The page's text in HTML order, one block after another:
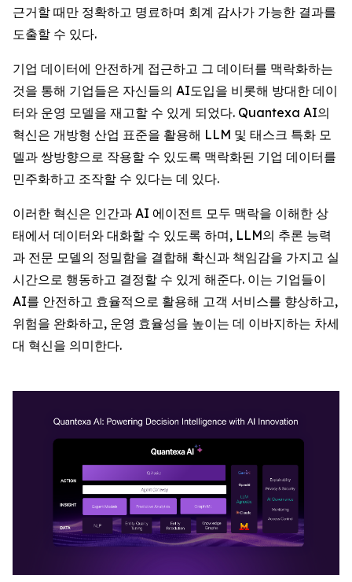
근거할 때만 정확하고 명료하며 회계 감사가 가능한 결과를
도출할 수 있다.
기업 데이터에 안전하게 접근하고 그 데이터를 맥락화하는
것을 통해 기업들은 자신들의 AI도입을 비롯해 방대한 데이
터와 운영 모델을 재고할 수 있게 되었다. Quantexa AI의
혁신은 개방형 산업 표준을 활용해 LLM 및 태스크 특화 모
델과 쌍방향으로 작용할 수 있도록 맥락화된 기업 데이터를
민주화하고 조작할 수 있다는 데 있다.
이러한 혁신은 인간과 AI 에이전트 모두 맥락을 이해한 상
태에서 데이터와 대화할 수 있도록 하며, LLM의 추론 능력
과 전문 모델의 정밀함을 결합해 확신과 책임감을 가지고 실
시간으로 행동하고 결정할 수 있게 해준다. 이는 기업들이
AI를 안전하고 효율적으로 활용해 고객 서비스를 향상하고,
위험을 완화하고, 운영 효율성을 높이는 데 이바지하는 차세
대 혁신을 의미한다.